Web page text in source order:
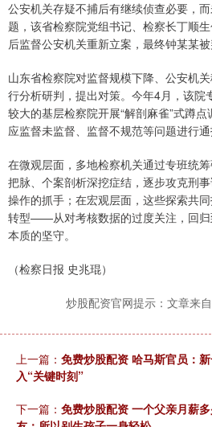
公安机关存疑不捕后有继续侦查必要，
题，该省检察院党组书记、检察长丁顺
后监督公安机关重新立案，最终钟某某被
山东省检察院对监督规模下降、公安机
行分析研判，提出对策。今年4月，该院
较大的基层检察院开展“解剖麻雀”式蹲
应监督未监督、监督不规范等问题进行通
在微观层面，多地检察机关通过专班统
把脉、个案剖析深挖症结，逐步攻克刑
操作的抓手；在宏观层面，这些探索共
转型——从对考核数据的过度关注，回归
本质的坚守。
（检察日报 史兆琨）
炒股配资官网提示：文章来
上一篇： 免费炒股配资 哈马斯官员：
入“关键时刻”
下一篇： 免费炒股配资 一个父亲月薪